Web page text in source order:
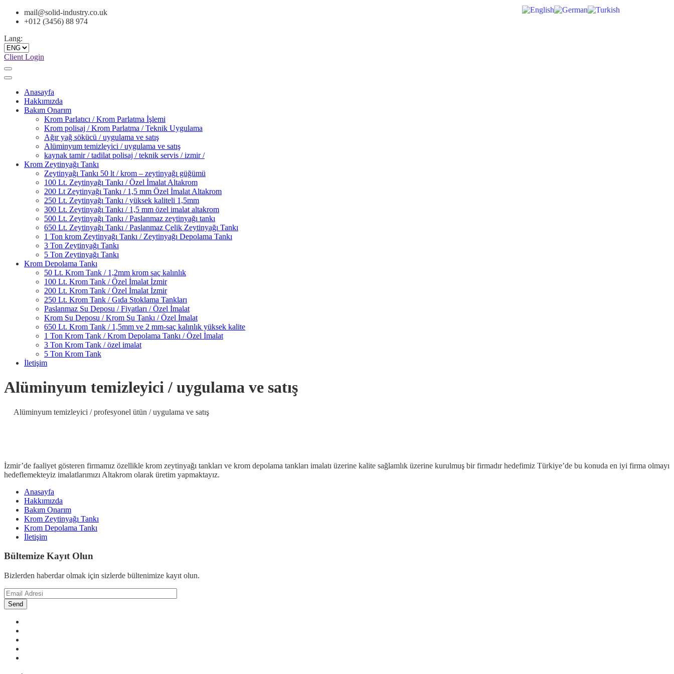
mail@solid-industry.co.uk
+012 (3456) 88 974
Lang:
Client Login
Anasayfa
Hakkımızda
Bakım Onarım
Krom Parlatıcı / Krom Parlatma İşlemi
Krom polisaj / Krom Parlatma / Teknik Uygulama
Ağır yağ sökücü / uygulama ve satış
Alüminyum temizleyici / uygulama ve satış
kaynak tamir / tadilat polisaj / teknik servis / izmir /
Krom Zeytinyağı Tankı
Zeytinyağı Tankı 50 lt / krom – zeytinyağı güğümü
100 Lt. Zeytinyağı Tankı / Özel İmalat Altakrom
200 Lt Zeytinyağı Tankı / 1,5 mm Özel İmalat Altakrom
250 Lt. Zeytinyağı Tankı / yüksek kaliteli 1,5mm
300 Lt. Zeytinyağı Tankı / 1,5 mm özel imalat altakrom
500 Lt. Zeytinyağı Tankı / Paslanmaz zeytinyağı tankı
650 Lt. Zeytinyağı Tankı / Paslanmaz Çelik Zeytinyağı Tankı
1 Ton krom Zeytinyağı Tankı / Zeytinyağı Depolama Tankı
3 Ton Zeytinyağı Tankı
5 Ton Zeytinyağı Tankı
Krom Depolama Tankı
50 Lt. Krom Tank / 1,2mm krom saç kalınlık
100 Lt. Krom Tank / Özel İmalat İzmir
200 Lt. Krom Tank / Özel İmalat İzmir
250 Lt. Krom Tank / Gıda Stoklama Tankları
Paslanmaz Su Deposu / Fiyatları / Özel İmalat
Krom Su Deposu / Krom Su Tankı / Özel İmalat
650 Lt. Krom Tank / 1,5mm ve 2 mm-saç kalınlık yüksek kalite
1 Ton Krom Tank / Krom Depolama Tankı / Özel İmalat
3 Ton Krom Tank / özel imalat
5 Ton Krom Tank
İletişim
Alüminyum temizleyici / uygulama ve satış
Alüminyum temizleyici / profesyonel ütün / uygulama ve satış
İzmir’de faaliyet gösteren firmamız özellikle krom zeytinyağı tankları ve krom depolama tankları imalatı üzerine kalite sağlamlık üzerine kurulmuş bir firmadır hedefimiz Türkiye’de bu konuda en iyi firma olmayı
hedeflemekteyiz imalatlarımızı Altakrom olarak üretim yapmaktayız.
Anasayfa
Hakkımızda
Bakım Onarım
Krom Zeytinyağı Tankı
Krom Depolama Tankı
İletişim
Bültemize Kayıt Olun
Bizlerden haberdar olmak için sizlerde bültenimize kayıt olun.